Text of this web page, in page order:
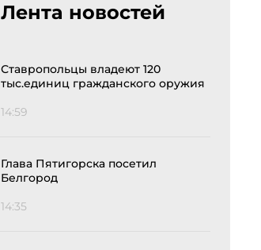
Лента новостей
Ставропольцы владеют 120
тыс.единиц гражданского оружия
14:59
Глава Пятигорска посетил
Белгород
14:35